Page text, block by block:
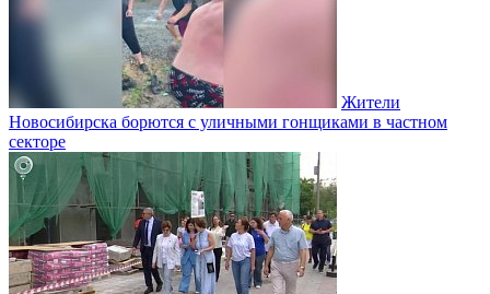
Жители
Новосибирска борются с уличными гонщиками в частном
секторе